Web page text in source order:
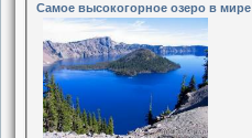
Самое высокогорное озеро в мире